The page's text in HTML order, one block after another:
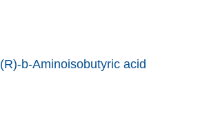
(R)-b-Aminoisobutyric acid